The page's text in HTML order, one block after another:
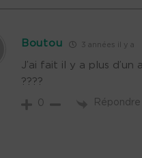
Boutou 3 années il y a
J’ai fait il y a plus d’un
????
0 Répondre